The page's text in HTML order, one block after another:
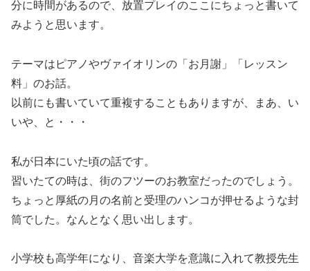
分に時間があるので、放置プレイのここにちょっと書いて
みようと思います。
テーマはピアノやヴァイオリンの「お月謝」「レッスン
料」のお話。
以前にも書いていて重複することもありますが、まあ、い
いや、と・・・
私が日本にいた頃の話です。
習いたての時は、街のフツーのお教室だったのでしょう。
ちょっと厚紙の月の名前と受理のハンコが押せるような封
筒でした。なんとなく思い出します。
小学校も高学年になり、音楽大学を意識に入れて教授先生